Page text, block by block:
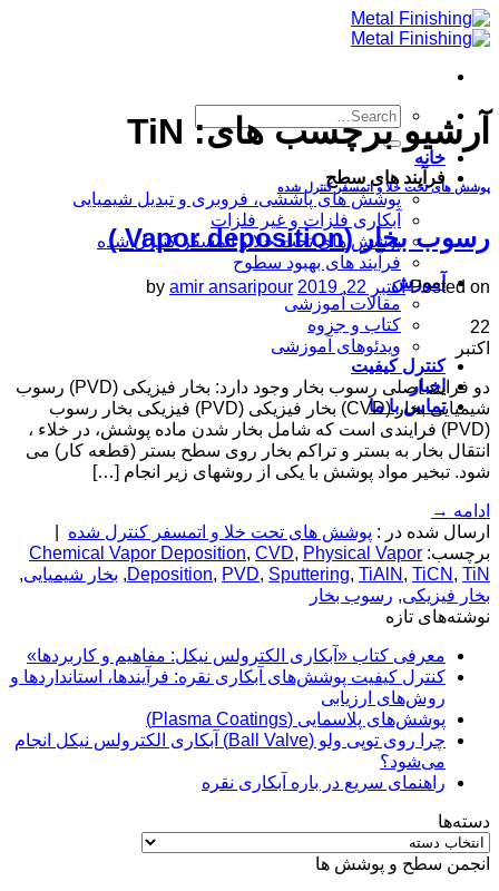
Skip
to
خانه
فرآیند های سطح
پوشش های پاششی، فروبری و تبدیل شیمیایی
آبکاری فلزات و غیر فلزات
پوشش های تحت خلا و اتمسفر کنترل شده
فرآیند های بهبود سطوح
آموزش
مقالات آموزشی
کتاب و جزوه
ویدئوهای آموزشی
کنترل کیفیت
اخبار
تماس با ما
آرشیو برچسب های: TiN
پوشش های تحت خلا و اتمسفر کنترل شده
رسوب بخار (Vapor deposition )
Posted on اکتبر 22, 2019 by amir ansaripour
22
اکتبر
دو فرایند اصلی رسوب بخار وجود دارد: بخار فیزیکی (PVD) رسوب
شیمیایی بخار (CVD) بخار فیزیکی (PVD) فیزیکی بخار رسوب
(PVD) فرایندی است که شامل بخار شدن ماده پوشش، در خلاء ،
انتقال بخار به بستر و تراکم بخار روی سطح بستر (قطعه کار) می
شود. تبخیر مواد پوشش با یکی از روشهای زیر انجام […]
ادامه →
ارسال شده در : پوشش های تحت خلا و اتمسفر کنترل شده
برچسب:
Chemical Vapor Deposition, CVD, Physical Vapor
Deposition, PVD, Sputtering, TiAlN , TiCN , TiN
, بخار شیمیایی,
بخار فیزیکی, رسوب بخار
نوشته‌های تازه
معرفی کتاب «آبکاری الکترولس نیکل: مفاهیم و کاربردها»
کنترل کیفیت پوشش‌های آبکاری نقره: فرآیندها، استانداردها و
روش‌های ارزیابی
پوشش‌های پلاسمایی (Plasma Coatings)
چرا روی توپی‌ ولو (Ball Valve) آبکاری الکترولس نیکل انجام
می‌شود؟
راهنمای سریع در باره آبکاری نقره
دسته‌ها
دسته‌ها
انجمن سطح و پوشش ها